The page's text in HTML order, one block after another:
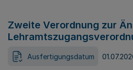
Zweite Verordnung zur
Ausfertigungsdatum